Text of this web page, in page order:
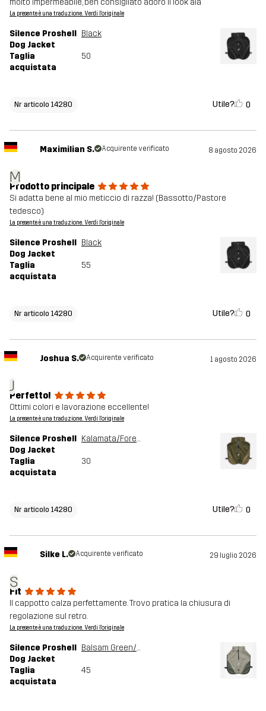
molto impermeabile, ben consigliato adoro il look ala
La presente è una traduzione. Verdi l'originale
Silence Proshell
Dog Jacket
Black
Taglia
acquistata
50
Nr articolo 14280 Utile? 0
M
Maximilian S. Acquirente verificato 8 agosto 2026
Prodotto principale
Si adatta bene al mio meticcio di razza! (Bassotto/Pastore
tedesco)
La presente è una traduzione. Verdi l'originale
Silence Proshell
Dog Jacket
Black
Taglia
acquistata
55
Nr articolo 14280 Utile? 0
J
Joshua S. Acquirente verificato 1 agosto 2026
Perfetto!
Ottimi colori e lavorazione eccellente!
La presente è una traduzione. Verdi l'originale
Silence Proshell
Dog Jacket
Kalamata/Forest Night
Taglia
acquistata
30
Nr articolo 14280 Utile? 0
S
Silke L. Acquirente verificato 29 luglio 2026
Fit
Il cappotto calza perfettamente. Trovo pratica la chiusura di
regolazione sul retro.
La presente è una traduzione. Verdi l'originale
Silence Proshell
Dog Jacket
Balsam Green/Shadow
Taglia
acquistata
45